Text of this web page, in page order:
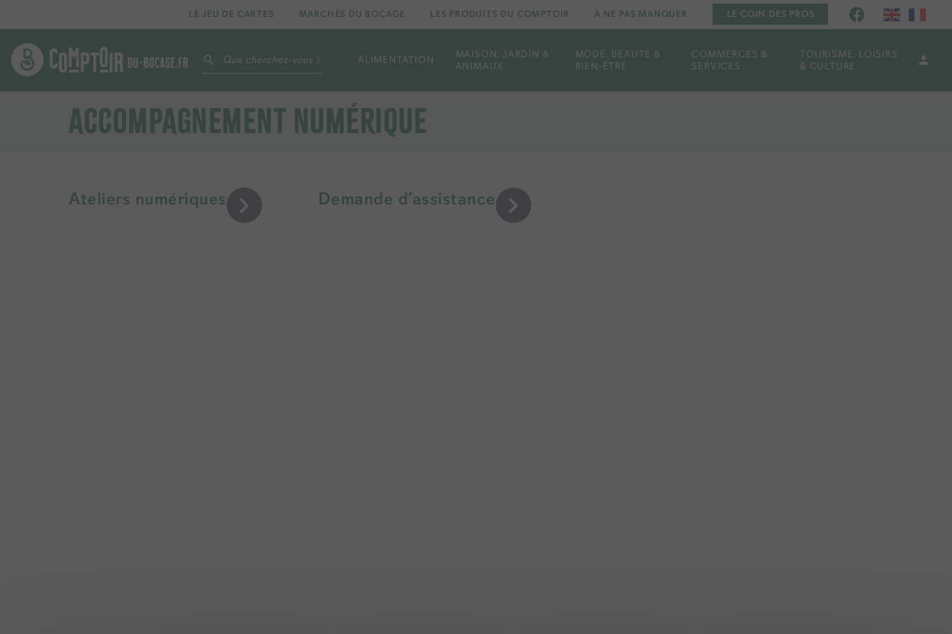
LE JEU DE CARTES MARCHÉS DU BOCAGE LES PRODUITS DU COMPTOIR À NE PAS MANQUER LE COIN DES PROS
ALIMENTATION
MAISON, JARDIN &
ANIMAUX
MODE, BEAUTÉ &
BIEN‑ÊTRE
COMMERCES &
SERVICES
TOURISME, LOISIRS
& CULTURE
ACCOMPAGNEMENT NUMÉRIQUE
Ateliers numériques Demande d’assistance